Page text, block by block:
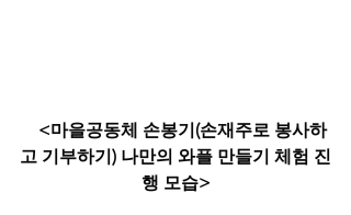
<마을공동체 손봉기(손재주로 봉사하
고 기부하기) 나만의 와플 만들기 체험 진
행 모습>